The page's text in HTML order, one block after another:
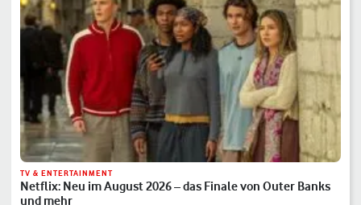
TV & ENTERTAINMENT
Netflix: Neu im August 2026 – das Finale von Outer Banks
und mehr